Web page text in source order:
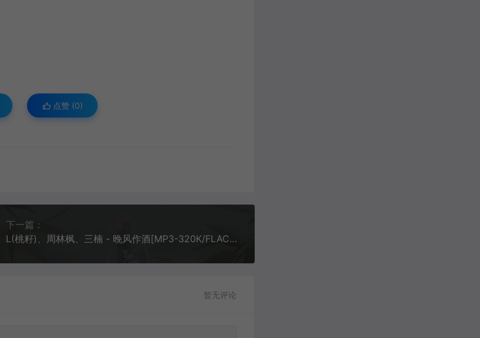
点赞 (0)
下一篇：
L(桃籽)、周林枫、三楠 - 晚风作酒[MP3-320K/FLAC/HIRES][6.61M/19.8M/35.1M]
暂无评论